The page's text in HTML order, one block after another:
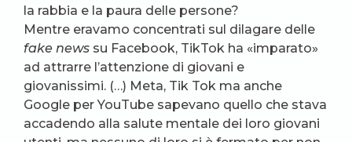
la rabbia e la paura delle persone?
Mentre eravamo concentrati sul dilagare delle
fake news su Facebook, TikTok ha «imparato»
ad attrarre l’attenzione di giovani e
giovanissimi. (…) Meta, Tik Tok ma anche
Google per YouTube sapevano quello che stava
accadendo alla salute mentale dei loro giovani